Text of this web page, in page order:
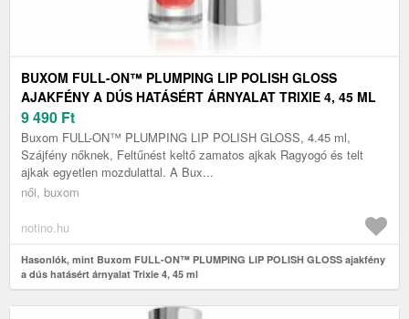
BUXOM FULL-ON™ PLUMPING LIP POLISH GLOSS
AJAKFÉNY A DÚS HATÁSÉRT ÁRNYALAT TRIXIE 4, 45 ML
9 490 Ft
Buxom FULL-ON™ PLUMPING LIP POLISH GLOSS, 4.45 ml,
Szájfény nőknek, Feltűnést keltő zamatos ajkak Ragyogó és telt
ajkak egyetlen mozdulattal. A Bux...
női, buxom
notino.hu
Hasonlók, mint Buxom FULL-ON™ PLUMPING LIP POLISH GLOSS ajakfény
a dús hatásért árnyalat Trixie 4, 45 ml